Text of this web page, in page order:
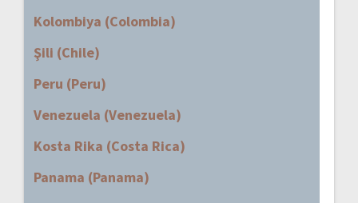
Kolombiya (Colombia)
Şili (Chile)
Peru (Peru)
Venezuela (Venezuela)
Kosta Rika (Costa Rica)
Panama (Panama)